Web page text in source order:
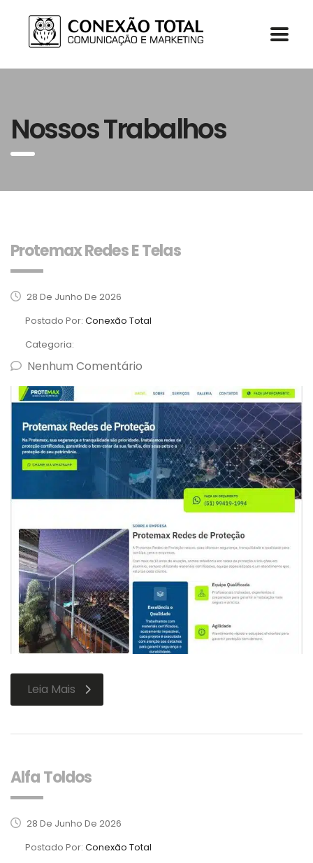
Nossos Trabalhos
Protemax Redes E Telas
28 De Junho De 2026
Postado Por: Conexão Total
Categoria:
Nenhum Comentário
Leia Mais
Alfa Toldos
28 De Junho De 2026
Postado Por: Conexão Total